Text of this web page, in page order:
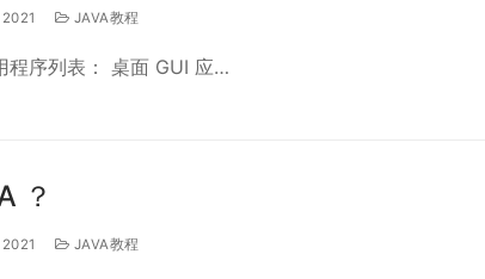
JAVA教程
程序列表： 桌面 GUI 应…
？
JAVA教程